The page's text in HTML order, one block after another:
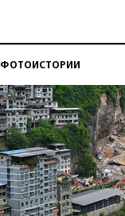
ФОТОИСТОРИИ